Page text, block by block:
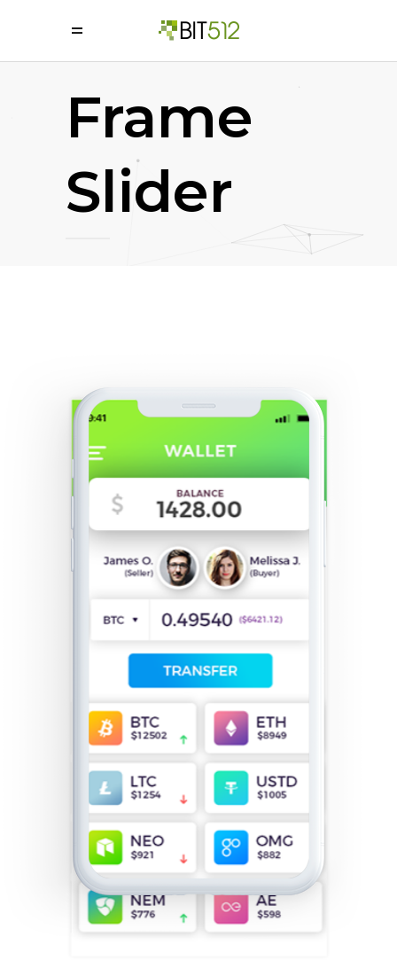
=
Frame
Slider